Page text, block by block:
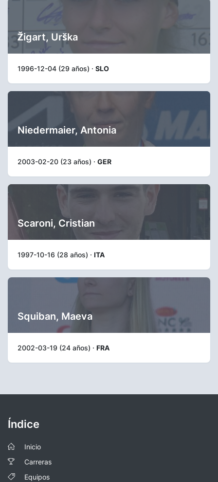
Žigart, Urška
1996-12-04 (29 años) · SLO
Niedermaier, Antonia
2003-02-20 (23 años) · GER
Scaroni, Cristian
1997-10-16 (28 años) · ITA
Squiban, Maeva
2002-03-19 (24 años) · FRA
Índice
Inicio
Carreras
Equipos